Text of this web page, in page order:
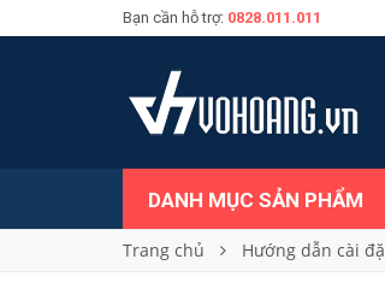
Bạn cần hỗ trợ: 0828.011.011
DANH MỤC SẢN PHẨM
Trang chủ Hướng dẫn cài